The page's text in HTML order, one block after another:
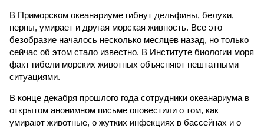
В Приморском океанариуме гибнут дельфины, белухи,
нерпы, умирает и другая морская живность. Все это
безобразие началось несколько месяцев назад, но только
сейчас об этом стало известно. В Институте биологии моря
факт гибели морских животных объясняют нештатными
ситуациями.
В конце декабря прошлого года сотрудники океанариума в
открытом анонимном письме оповестили о том, как
умирают животные, о жутких инфекциях в бассейнах и о